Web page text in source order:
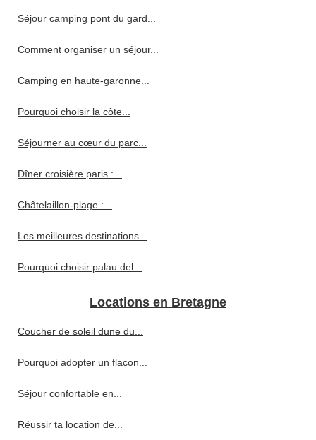
Séjour camping pont du gard...
Comment organiser un séjour...
Camping en haute-garonne...
Pourquoi choisir la côte...
Séjourner au cœur du parc...
Dîner croisière paris :...
Châtelaillon-plage :...
Les meilleures destinations...
Pourquoi choisir palau del...
Locations en Bretagne
Coucher de soleil dune du...
Pourquoi adopter un flacon...
Séjour confortable en...
Réussir ta location de...